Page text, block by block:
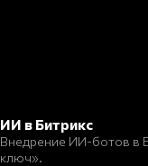
ИИ в Битрикс
Внедрение ИИ-ботов в
ключ».